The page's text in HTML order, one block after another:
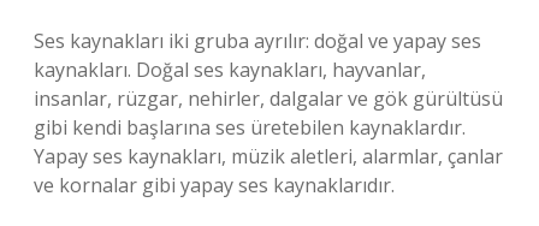
Ses kaynakları iki gruba ayrılır: doğal ve yapay ses
kaynakları. Doğal ses kaynakları, hayvanlar,
insanlar, rüzgar, nehirler, dalgalar ve gök gürültüsü
gibi kendi başlarına ses üretebilen kaynaklardır.
Yapay ses kaynakları, müzik aletleri, alarmlar, çanlar
ve kornalar gibi yapay ses kaynaklarıdır.